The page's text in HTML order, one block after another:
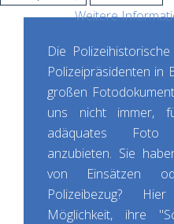
Die
Polizeipräsidenten in
großen
uns nicht immer,
adäquates Foto
anzubieten. Sie haben zuhause Bildmaterial
von Einsätzen
Polizeibezug?
Möglichkeit, ihre
Weitere